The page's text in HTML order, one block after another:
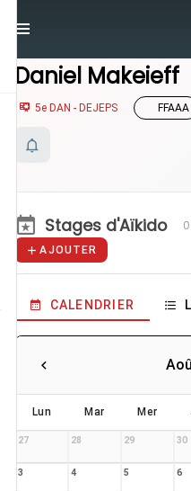
Daniel
Daniel Makeieff
5e DAN - DEJEPS FFAAA
Stages d'Aïkido 0
AJOUTER
CALENDRIER
Lun Mar Mer
27 28 29 30
3 4 5 6